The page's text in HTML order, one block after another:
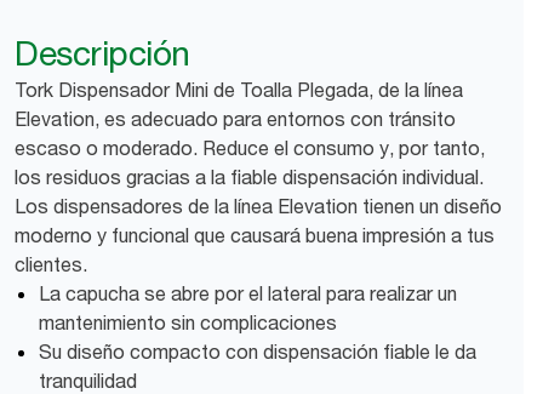
Descripción
Tork Dispensador Mini de Toalla Plegada, de la línea
Elevation, es adecuado para entornos con tránsito
escaso o moderado. Reduce el consumo y, por tanto,
los residuos gracias a la fiable dispensación individual.
Los dispensadores de la línea Elevation tienen un diseño
moderno y funcional que causará buena impresión a tus
clientes.
La capucha se abre por el lateral para realizar un
mantenimiento sin complicaciones
Su diseño compacto con dispensación fiable le da
tranquilidad